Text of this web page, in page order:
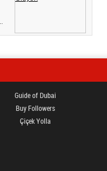
Guide of Dubai
Buy Followers
Çiçek Yolla